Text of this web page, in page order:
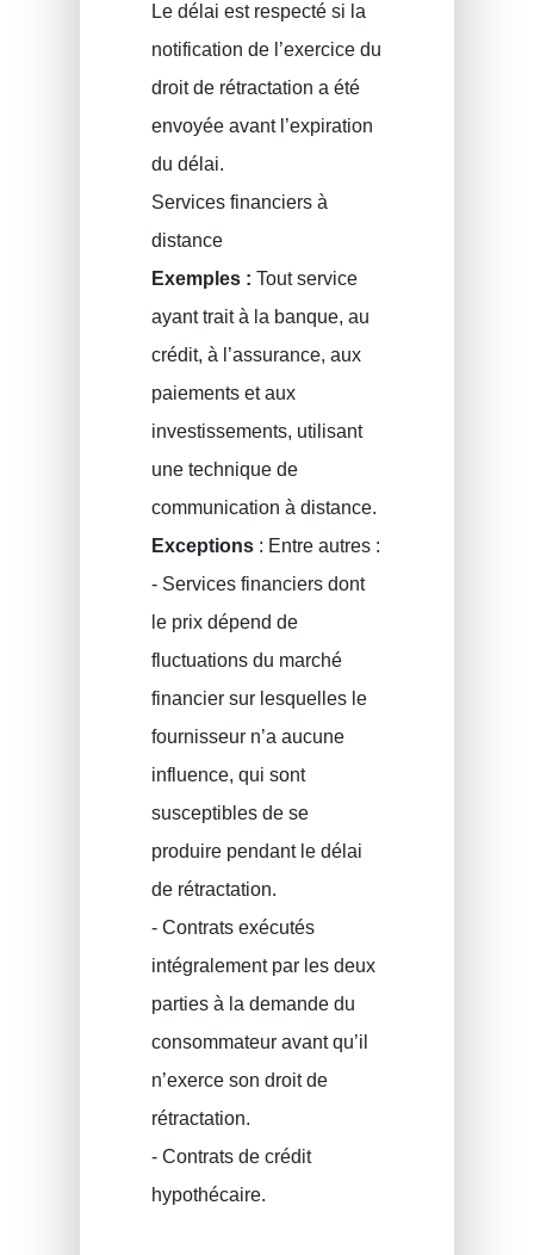
Le délai est respecté si la
notification de l’exercice du
droit de rétractation a été
envoyée avant l’expiration
du délai.
Services financiers à
distance
Exemples : Tout service
ayant trait à la banque, au
crédit, à l’assurance, aux
paiements et aux
investissements, utilisant
une technique de
communication à distance.
Exceptions : Entre autres :
- Services financiers dont
le prix dépend de
fluctuations du marché
financier sur lesquelles le
fournisseur n’a aucune
influence, qui sont
susceptibles de se
produire pendant le délai
de rétractation.
- Contrats exécutés
intégralement par les deux
parties à la demande du
consommateur avant qu’il
n’exerce son droit de
rétractation.
- Contrats de crédit
hypothécaire.